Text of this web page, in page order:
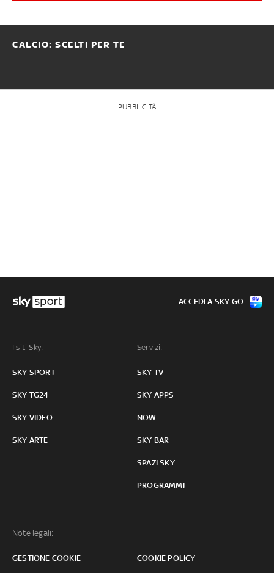
CALCIO: SCELTI PER TE
PUBBLICITÀ
I siti Sky:
SKY SPORT
SKY TG24
SKY VIDEO
SKY ARTE
Servizi:
SKY TV
SKY APPS
NOW
SKY BAR
SPAZI SKY
PROGRAMMI
Note legali:
GESTIONE COOKIE COOKIE POLICY
ACCEDI A SKY GO